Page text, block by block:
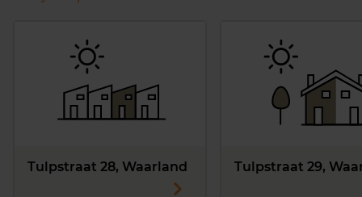
Tulpstraat 28, Waarland Tulpstraat 29,